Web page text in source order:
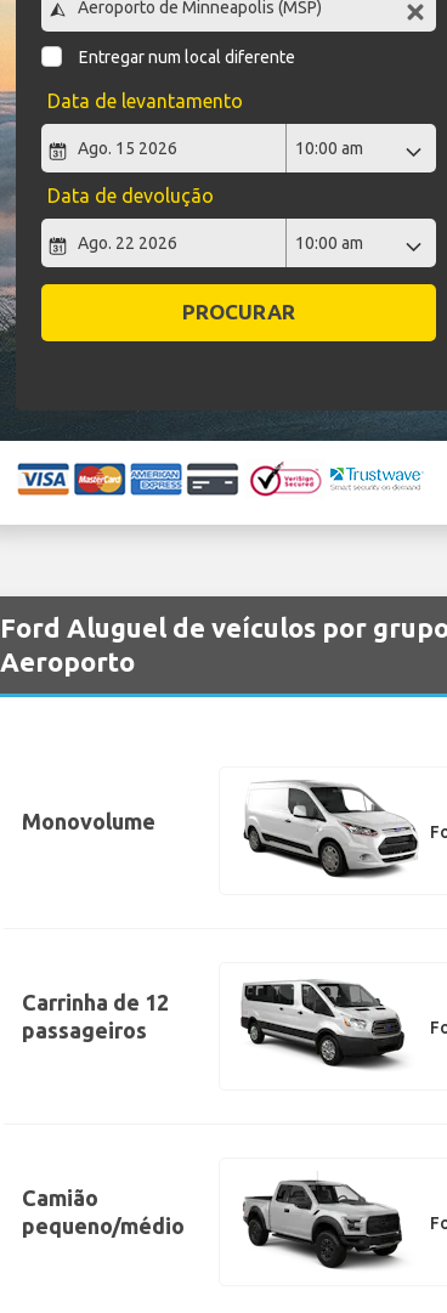
Entregar num local diferente
Data de levantamento
Data de devolução
PROCURAR
Ford Aluguel de veículos por
Aeroporto
Monovolume
Carrinha de 12
passageiros
Camião
pequeno/médio